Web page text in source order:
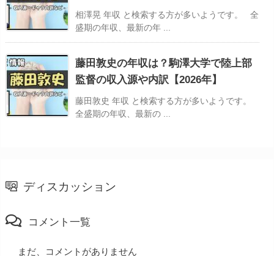
相澤晃 年収 と検索する方が多いようです。 全
盛期の年収、最新の年 ...
藤田敦史の年収は？駒澤大学で陸上部
監督の収入源や内訳【2026年】
藤田敦史 年収 と検索する方が多いようです。
全盛期の年収、最新の ...
ディスカッション
コメント一覧
まだ、コメントがありません